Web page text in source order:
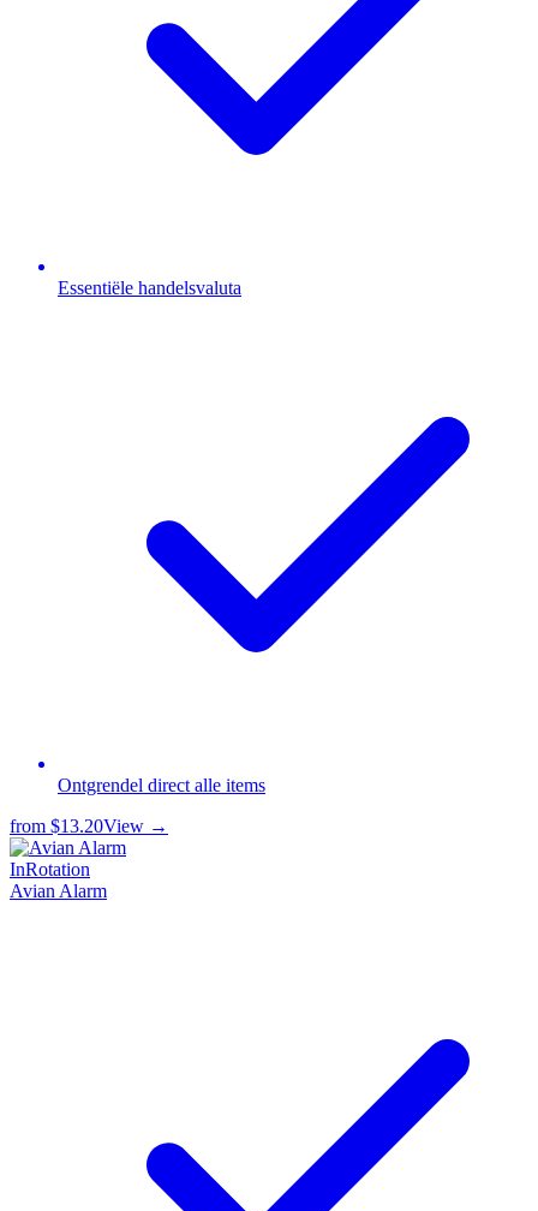
Essentiële handelsvaluta
Ontgrendel direct alle items
from $13.20View →
InRotation
Avian Alarm